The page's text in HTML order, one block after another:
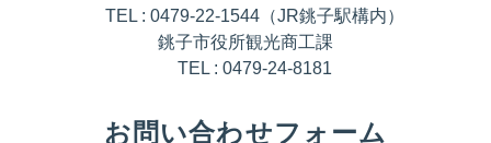
TEL : 0479-22-1544（JR銚子駅構内）
銚子市役所観光商工課
TEL : 0479-24-8181
お問い合わせフォーム